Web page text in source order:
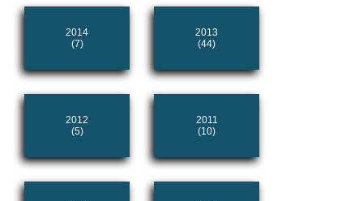
2014
(7)
2013
(44)
2012
(5)
2011
(10)